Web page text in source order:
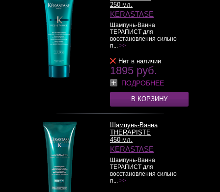
250 мл.
KERASTASE
Шампунь-Ванна
ТЕРАПИСТ для
восстановления сильно
п... >>
Нет в наличии
1895 руб.
ПОДРОБНЕЕ
В КОРЗИНУ
Шампунь-Ванна
THERAPISTE
450 мл.
KERASTASE
Шампунь-Ванна
ТЕРАПИСТ для
восстановления сильно
п... >>